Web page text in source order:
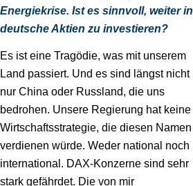
Energiekrise. Ist es sinnvoll, weiter in
deutsche Aktien zu investieren?
Es ist eine Tragödie, was mit unserem
Land passiert. Und es sind längst nicht
nur China oder Russland, die uns
bedrohen. Unsere Regierung hat keine
Wirtschaftsstrategie, die diesen Namen
verdienen würde. Weder national noch
international. DAX-Konzerne sind sehr
stark gefährdet. Die von mir